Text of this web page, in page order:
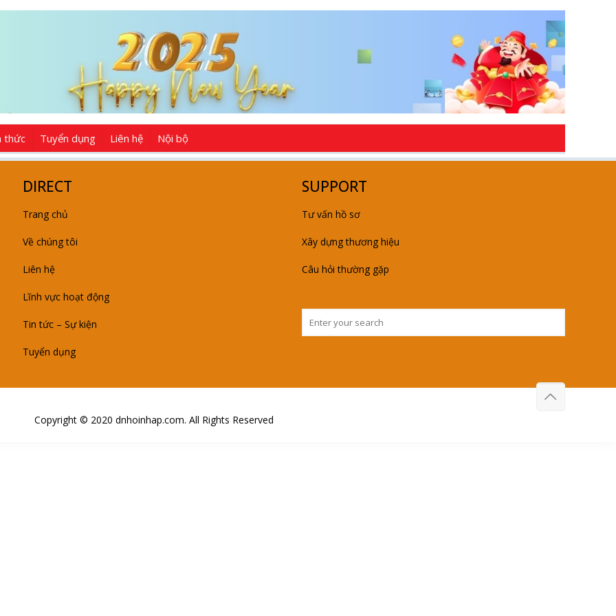
thức Tuyển dụng Liên hệ Nội bộ
DIRECT
Trang chủ
Về chúng tôi
Liên hệ
Lĩnh vực hoạt động
Tin tức – Sự kiện
Tuyển dụng
SUPPORT
Tư vấn hồ sơ
Xây dựng thương hiệu
Câu hỏi thường gặp
Copyright © 2020 dnhoinhap.com. All Rights Reserved